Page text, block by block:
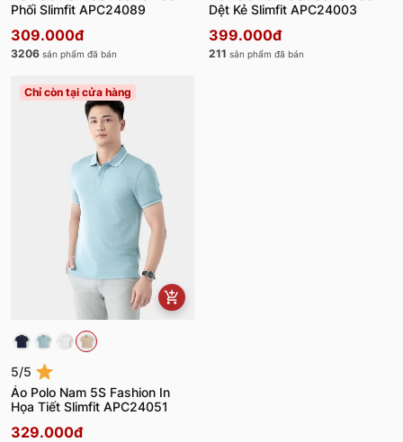
Phối Slimfit APC24089
309.000đ
3206 sản phẩm đã bán
Dệt Kẻ Slimfit APC24003
399.000đ
211 sản phẩm đã bán
Chỉ còn tại cửa hàng
5/5
Áo Polo Nam 5S Fashion In
Họa Tiết Slimfit APC24051
329.000đ